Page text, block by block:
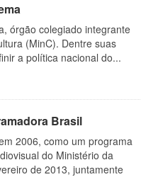
órgão colegiado integrante
(MinC). Dentre suas
a política nacional do...
Brasil
2006, como um programa
do Ministério da
de 2013, juntamente